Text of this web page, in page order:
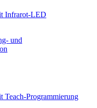
Infrarot-LED
und
Teach-Programmierung